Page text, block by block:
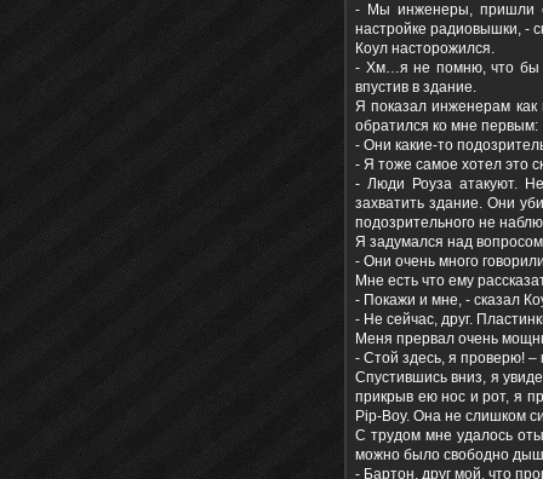
- Мы инженеры, пришли
настройке радиовышки, -
Коул насторожился.
- Хм…я не помню, что бы
впустив в здание.
Я показал инженерам как
обратился ко мне первым:
- Они какие-то
- Я тоже самое хотел это
- Люди Роуза атакуют.
захватить здание. Они
подозрительного не
Я задумался над
- Они очень много
Мне есть что ему
- Покажи и мне, - сказал
- Не сейчас, друг.
Меня прервал очень
- Стой здесь, я проверю! –
Спустившись вниз, я
прикрыв ею нос и рот, я
Pip-Boy. Она не слишком
С трудом мне удалось
можно было свободно
- Бартон, друг мой, что